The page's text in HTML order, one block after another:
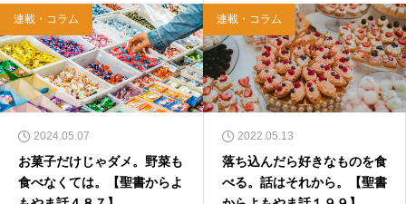
連載・コラム
2024.05.07
お菓子だけじゃダメ。野菜も
食べなくては。【聖書からよ
連載・コラム
2022.05.13
落ち込んだら好きなものを食
べる。話はそれから。【聖書